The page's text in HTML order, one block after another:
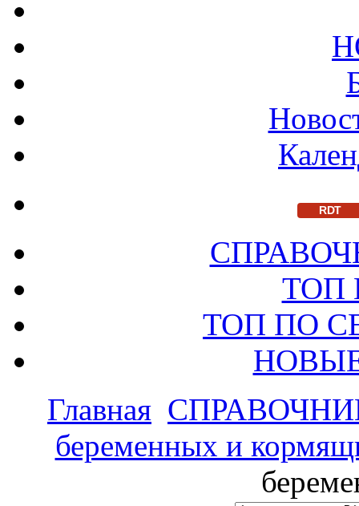
RDT
ТОП
ТОП ПО
Главная
беременных и